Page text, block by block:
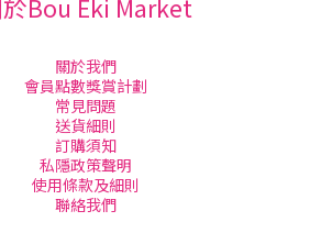
Bou Eki Market
關於我們
會員點數獎賞計劃
常見問題
送貨細則
訂購須知
私隱政策聲明
使用條款及細則
聯絡我們